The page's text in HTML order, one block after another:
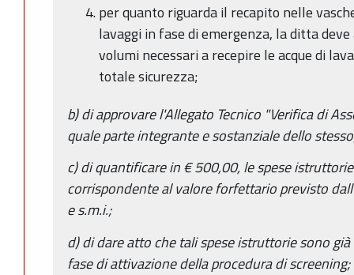
per quanto riguarda il recapito nelle
lavaggi in fase di emergenza, la ditta
volumi necessari a recepire le acque di
totale sicurezza;
b) di approvare l'Allegato Tecnico "Verifica di
quale parte integrante e sostanziale dello
c) di quantificare in € 500,00, le spese
corrispondente al valore forfettario previsto
e s.m.i.;
d) di dare atto che tali spese istruttorie sono
fase di attivazione della procedura di screening;